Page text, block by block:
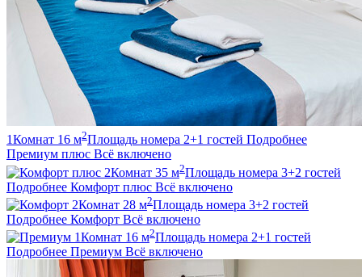
1Комнат 16 м2Площадь номера 2+1 гостей Подробнее
Премиум плюс Всё включено
2Комнат 35 м2Площадь номера 3+2 гостей
Подробнее Комфорт плюс Всё включено
2Комнат 28 м2Площадь номера 3+2 гостей
Подробнее Комфорт Всё включено
1Комнат 16 м2Площадь номера 2+1 гостей
Подробнее Премиум Всё включено